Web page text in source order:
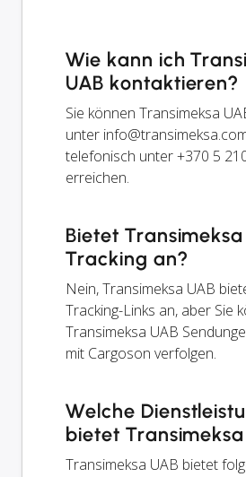
Wie kann ich
UAB kontaktieren?
Sie können Transimeksa
unter
telefonisch unter +370 5
erreichen.
Bietet Transimeksa
Tracking an?
Nein, Transimeksa UAB
Tracking-Links an, aber Sie
Transimeksa UAB
mit Cargoson verfolgen.
Welche
bietet Transimeksa
Transimeksa UAB bietet